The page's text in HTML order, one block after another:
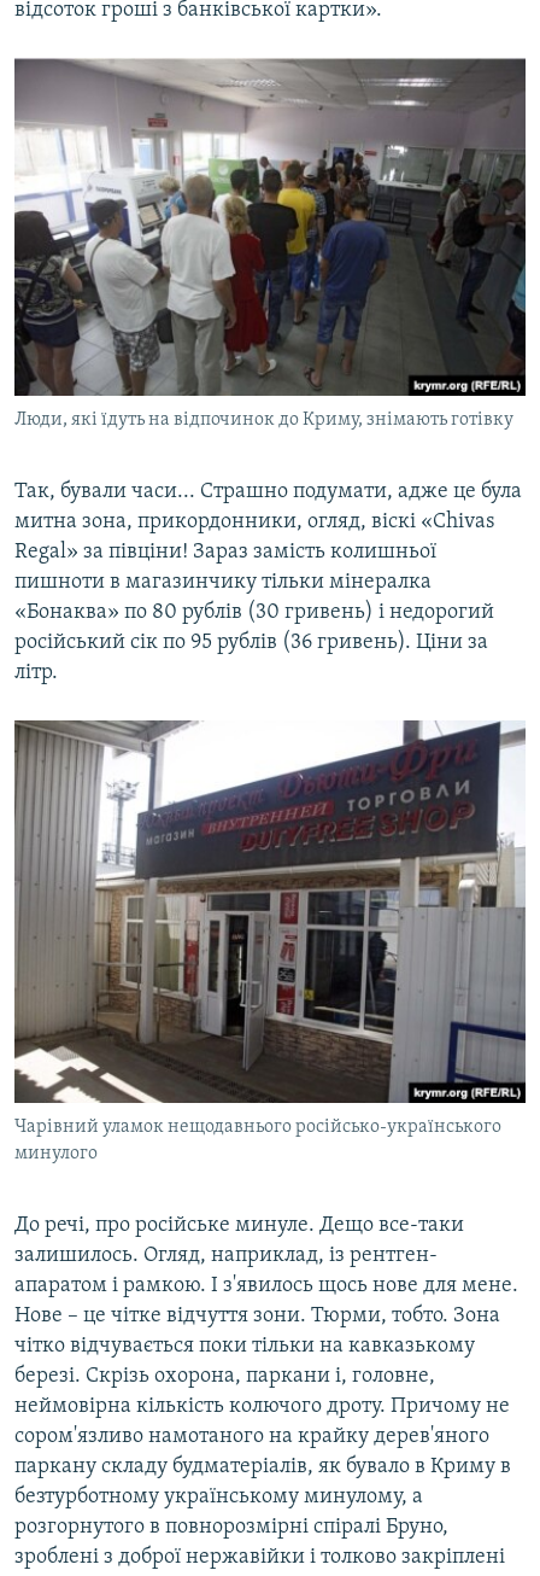
відсоток гроші з банківської картки».
Люди, які їдуть на відпочинок до Криму, знімають готівку
Так, бували часи... Страшно подумати, адже це була
митна зона, прикордонники, огляд, віскі «Chivas
Rеgal» за півціни! Зараз замість колишньої
пишноти в магазинчику тільки мінералка
«Бонаква» по 80 рублів (30 гривень) і недорогий
російський сік по 95 рублів (36 гривень). Ціни за
літр.
Чарівний уламок нещодавнього російсько-українського
минулого
До речі, про російське минуле. Дещо все-таки
залишилось. Огляд, наприклад, із рентген-
апаратом і рамкою. І з'явилось щось нове для мене.
Нове – це чітке відчуття зони. Тюрми, тобто. Зона
чітко відчувається поки тільки на кавказькому
березі. Скрізь охорона, паркани і, головне,
неймовірна кількість колючого дроту. Причому не
сором'язливо намотаного на крайку дерев'яного
паркану складу будматеріалів, як бувало в Криму в
безтурботному українському минулому, а
розгорнутого в повнорозмірні спіралі Бруно,
зроблені з доброї нержавійки і толково закріплені